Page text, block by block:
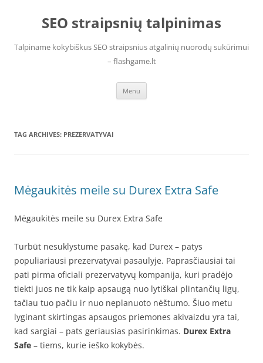
contentSEO straipsnių talpinimas
Talpiname kokybiškus SEO straipsnius atgalinių nuorodų sukūrimui
– flashgame.lt
Menu
TAG ARCHIVES: PREZERVATYVAI
Mėgaukitės meile su Durex Extra Safe
Mėgaukitės meile su Durex Extra Safe
Turbūt nesuklystume pasakę, kad Durex – patys
populiariausi prezervatyvai pasaulyje. Paprasčiausiai tai
pati pirma oficiali prezervatyvų kompanija, kuri pradėjo
tiekti juos ne tik kaip apsaugą nuo lytiškai plintančių ligų,
tačiau tuo pačiu ir nuo neplanuoto nėštumo. Šiuo metu
lyginant skirtingas apsaugos priemones akivaizdu yra tai,
kad sargiai – pats geriausias pasirinkimas. Durex Extra
Safe – tiems, kurie ieško kokybės.